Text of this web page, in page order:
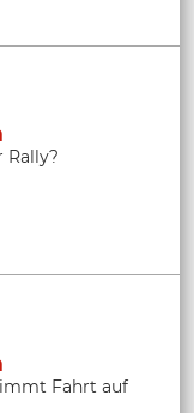
Rally?
Fahrt auf